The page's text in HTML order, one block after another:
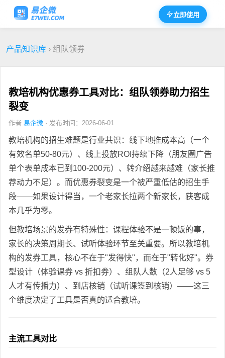
立即使用
产品知识库 › 组队领券
教培机构优惠券工具对比：组队领券助力招生
裂变
作者 易企微 · 发布时间：2026-06-01
教培机构的招生难题是行业共识：线下地推成本高（一个
有效名单50-80元）、线上投放ROI持续下降（朋友圈广告
单个表单成本已到100-200元）、转介绍越来越难（家长推
荐动力不足）。而优惠券裂变是一个被严重低估的招生手
段——如果设计得当，一个老家长拉两个新家长，获客成
本几乎为零。
但教培场景的发券有特殊性：课程体验不是一顿饭的事，
家长的决策周期长、试听体验环节至关重要。所以教培机
构的发券工具，核心不在于"发得快"，而在于"转化好"。券
型设计（体验课券 vs 折扣券）、组队人数（2人足够 vs 5
人才有传播力）、到店核销（试听课签到核销）——这三
个维度决定了工具是否真的适合教培。
主流工具对比